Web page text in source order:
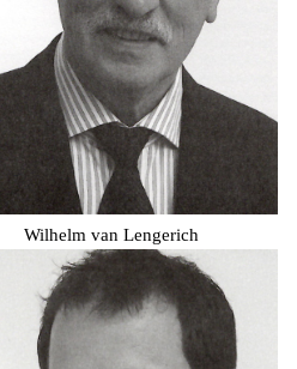
Wilhelm van Lengerich